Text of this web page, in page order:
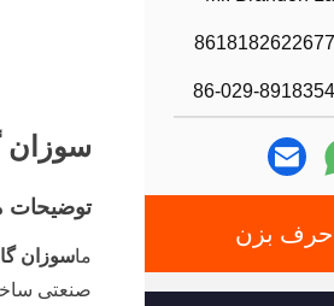
86-029-
حرف بزن
سوزان
ماسوزان
صنعتی